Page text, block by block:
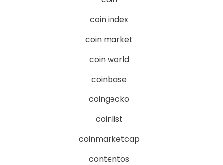
coin index
coin market
coin world
coinbase
coingecko
coinlist
coinmarketcap
contentos